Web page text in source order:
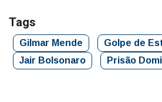
Tags
Gilmar Mende
Golpe de
Jair Bolsonaro
Prisão